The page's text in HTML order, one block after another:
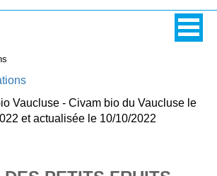
Vaucluse - Civam bio du Vaucluse le
et actualisée le 10/10/2022